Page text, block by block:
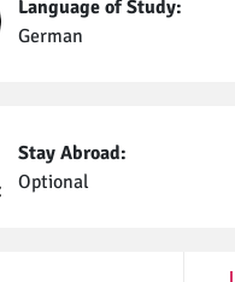
Language of Study:
German
Stay Abroad:
Optional